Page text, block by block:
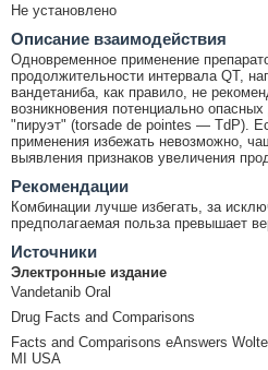
Не установлено
Описание взаимодействия
Одновременное применение
продолжительности интервала QT,
вандетаниба, как правило, не
возникновения потенциально
"пируэт" (torsade de pointes — TdP).
применения избежать невозможно,
выявления признаков увеличения
Рекомендации
Комбинации лучше избегать, за
предполагаемая польза превышает
Источники
Электронные издание
Vandetanib Oral
Drug Facts and Comparisons
Facts and Comparisons eAnswers
MI USA